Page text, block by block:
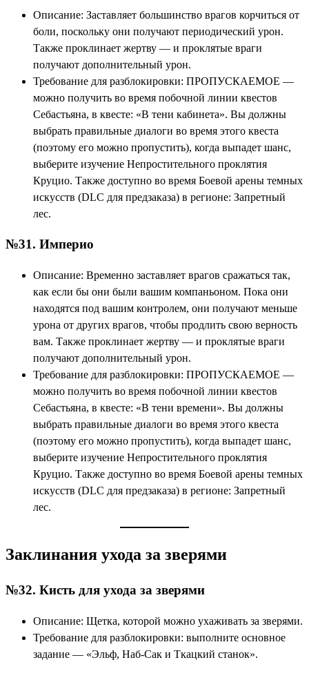
Описание: Заставляет большинство врагов корчиться от
боли, поскольку они получают периодический урон.
Также проклинает жертву — и проклятые враги
получают дополнительный урон.
Требование для разблокировки: ПРОПУСКАЕМОЕ —
можно получить во время побочной линии квестов
Себастьяна, в квесте: «В тени кабинета». Вы должны
выбрать правильные диалоги во время этого квеста
(поэтому его можно пропустить), когда выпадет шанс,
выберите изучение Непростительного проклятия
Круцио. Также доступно во время Боевой арены темных
искусств (DLC для предзаказа) в регионе: Запретный
лес.
№31. Империо
Описание: Временно заставляет врагов сражаться так,
как если бы они были вашим компаньоном. Пока они
находятся под вашим контролем, они получают меньше
урона от других врагов, чтобы продлить свою верность
вам. Также проклинает жертву — и проклятые враги
получают дополнительный урон.
Требование для разблокировки: ПРОПУСКАЕМОЕ —
можно получить во время побочной линии квестов
Себастьяна, в квесте: «В тени времени». Вы должны
выбрать правильные диалоги во время этого квеста
(поэтому его можно пропустить), когда выпадет шанс,
выберите изучение Непростительного проклятия
Круцио. Также доступно во время Боевой арены темных
искусств (DLC для предзаказа) в регионе: Запретный
лес.
Заклинания ухода за зверями
№32. Кисть для ухода за зверями
Описание: Щетка, которой можно ухаживать за зверями.
Требование для разблокировки: выполните основное
задание — «Эльф, Наб-Сак и Ткацкий станок».